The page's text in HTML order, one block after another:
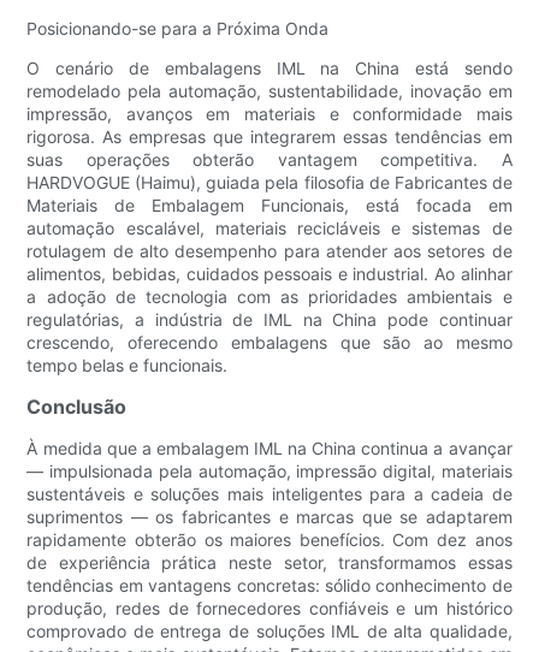
Posicionando-se para a Próxima Onda
O cenário de embalagens IML na China está sendo
remodelado pela automação, sustentabilidade, inovação em
impressão, avanços em materiais e conformidade mais
rigorosa. As empresas que integrarem essas tendências em
suas operações obterão vantagem competitiva. A
HARDVOGUE (Haimu), guiada pela filosofia de Fabricantes de
Materiais de Embalagem Funcionais, está focada em
automação escalável, materiais recicláveis ​​e sistemas de
rotulagem de alto desempenho para atender aos setores de
alimentos, bebidas, cuidados pessoais e industrial. Ao alinhar
a adoção de tecnologia com as prioridades ambientais e
regulatórias, a indústria de IML na China pode continuar
crescendo, oferecendo embalagens que são ao mesmo
tempo belas e funcionais.
Conclusão
À medida que a embalagem IML na China continua a avançar
— impulsionada pela automação, impressão digital, materiais
sustentáveis ​​e soluções mais inteligentes para a cadeia de
suprimentos — os fabricantes e marcas que se adaptarem
rapidamente obterão os maiores benefícios. Com dez anos
de experiência prática neste setor, transformamos essas
tendências em vantagens concretas: sólido conhecimento de
produção, redes de fornecedores confiáveis ​​e um histórico
comprovado de entrega de soluções IML de alta qualidade,